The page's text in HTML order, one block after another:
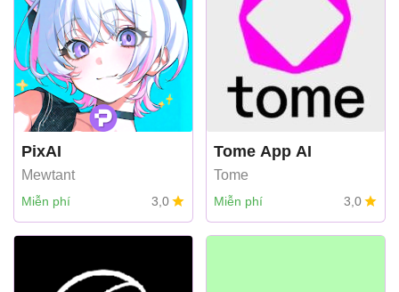
PixAI
Mewtant
Miễn phí 3,0
Tome App AI
Tome
Miễn phí 3,0